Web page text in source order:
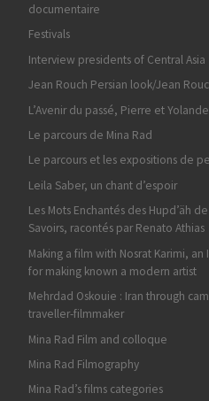
documentaire
Festivals
Interview presidents of Central Asia
Jean Rouch Persian look/Jean
L’Avenir du passé, Pierre et
Le parcours de Mina Rad
Le parcours et les expositions de
Leila Saber, un chant d’espoir
Les Mots Enchantés des Hupd’äh
Savoirs, racontés par Renato Athias
Making a film with Nosrat Karimi,
for making known a modern artist
Mehrdad Oskouie : Iran through
traveller-filmmaker
Mina Rad Film and colloque
Mina Rad Filmography
Mina Rad’s films categories